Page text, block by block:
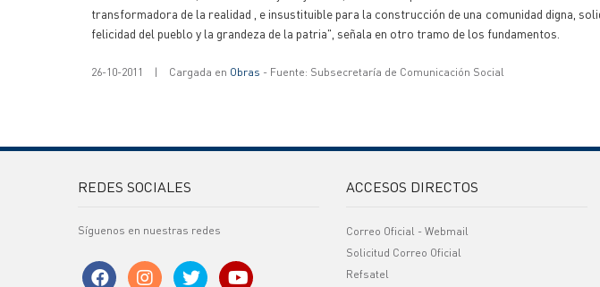
transformadora de la realidad , e insustituible para la construcción de una comunidad digna,
felicidad del pueblo y la grandeza de la patria", señala en otro tramo de los fundamentos.
26-10-2011 | Cargada en Obras - Fuente: Subsecretaría de Comunicación Social
REDES SOCIALES
Síguenos en nuestras redes
ACCESOS DIRECTOS
Correo Oficial - Webmail
Solicitud Correo Oficial
Refsatel